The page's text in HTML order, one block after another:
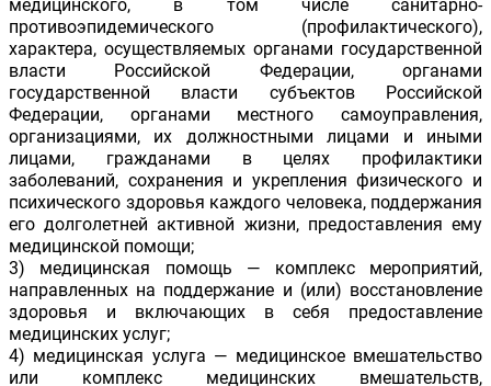
медицинского, в том числе санитарно-
противоэпидемического (профилактического),
характера, осуществляемых органами государственной
власти Российской Федерации, органами
государственной власти субъектов Российской
Федерации, органами местного самоуправления,
организациями, их должностными лицами и иными
лицами, гражданами в целях профилактики
заболеваний, сохранения и укрепления физического и
психического здоровья каждого человека, поддержания
его долголетней активной жизни, предоставления ему
медицинской помощи;
3) медицинская помощь — комплекс мероприятий,
направленных на поддержание и (или) восстановление
здоровья и включающих в себя предоставление
медицинских услуг;
4) медицинская услуга — медицинское вмешательство
или комплекс медицинских вмешательств,